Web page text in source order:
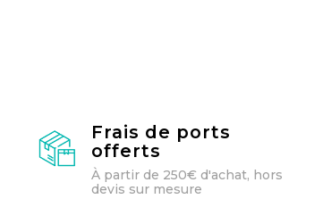
Frais de ports
offerts
À partir de 250€ d'achat, hors
devis sur mesure